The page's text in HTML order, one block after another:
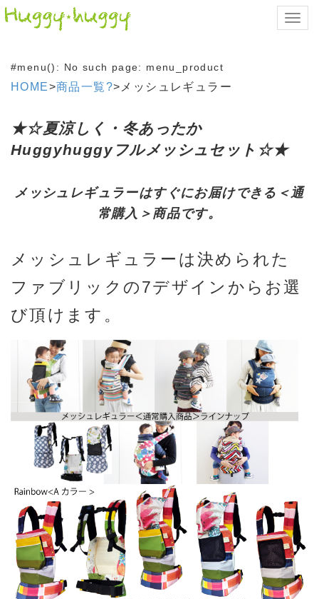
#menu(): No such page: menu_product
HOME>商品一覧?>メッシュレギュラー
★☆夏涼しく・冬あったか
Huggyhuggyフルメッシュセット☆★
メッシュレギュラーはすぐにお届けできる＜通
常購入＞商品です。
メッシュレギュラーは決められた
ファブリックの7デザインからお選
び頂けます。